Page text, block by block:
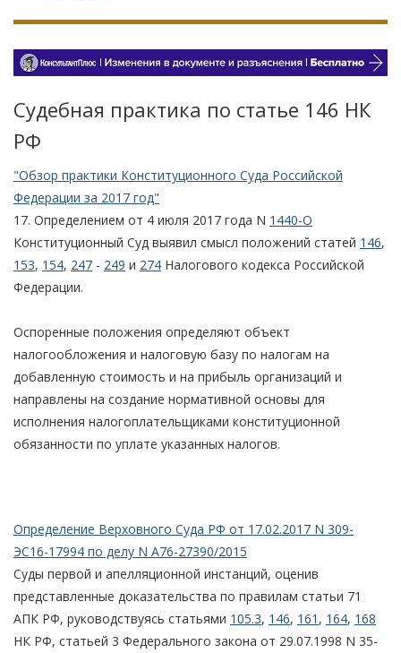
Судебная практика по статье 146 НК
РФ
"Обзор практики Конституционного Суда Российской
Федерации за 2017 год"
17. Определением от 4 июля 2017 года N 1440-О
Конституционный Суд выявил смысл положений статей 146,
153, 154, 247 - 249 и 274 Налогового кодекса Российской
Федерации.
Оспоренные положения определяют объект
налогообложения и налоговую базу по налогам на
добавленную стоимость и на прибыль организаций и
направлены на создание нормативной основы для
исполнения налогоплательщиками конституционной
обязанности по уплате указанных налогов.
Определение Верховного Суда РФ от 17.02.2017 N 309-
ЭС16-17994 по делу N А76-27390/2015
Суды первой и апелляционной инстанций, оценив
представленные доказательства по правилам статьи 71
АПК РФ, руководствуясь статьями 105.3, 146, 161 , 164, 168
НК РФ, статьей 3 Федерального закона от 29.07.1998 N 35-